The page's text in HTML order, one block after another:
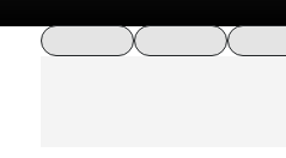
loading loading loading